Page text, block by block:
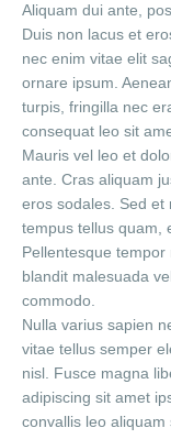
Aliquam dui ante,
Duis non lacus et
nec enim vitae elit
ornare ipsum.
turpis, fringilla nec
consequat leo sit
Mauris vel leo et
ante. Cras aliquam
eros sodales. Sed et
tempus tellus quam,
Pellentesque
blandit malesuada
commodo.
Nulla varius sapien
vitae tellus semper
nisl. Fusce magna
adipiscing sit amet
convallis leo